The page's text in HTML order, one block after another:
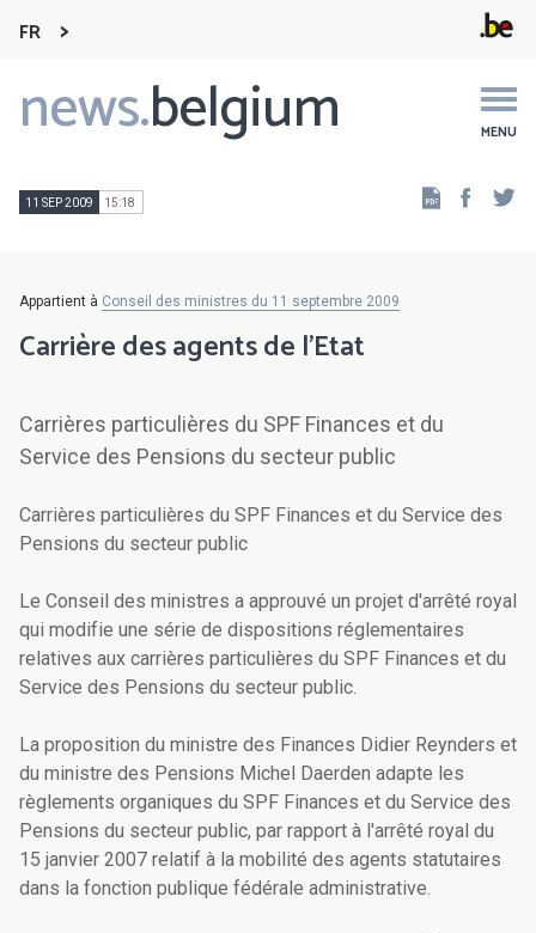
FR
news.belgium MENU
Main
navigation
11 SEP 2009 15:18
Appartient à Conseil des ministres du 11 septembre 2009
Carrière des agents de l'Etat
Carrières particulières du SPF Finances et du
Service des Pensions du secteur public
Carrières particulières du SPF Finances et du Service des
Pensions du secteur public
Le Conseil des ministres a approuvé un projet d'arrêté royal
qui modifie une série de dispositions réglementaires
relatives aux carrières particulières du SPF Finances et du
Service des Pensions du secteur public.
La proposition du ministre des Finances Didier Reynders et
du ministre des Pensions Michel Daerden adapte les
règlements organiques du SPF Finances et du Service des
Pensions du secteur public, par rapport à l'arrêté royal du
15 janvier 2007 relatif à la mobilité des agents statutaires
dans la fonction publique fédérale administrative.